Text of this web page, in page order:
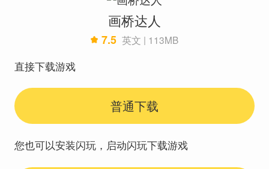
画桥达人
7.5 英文 | 113MB
直接下载游戏
普通下载
您也可以安装闪玩，启动闪玩下载游戏